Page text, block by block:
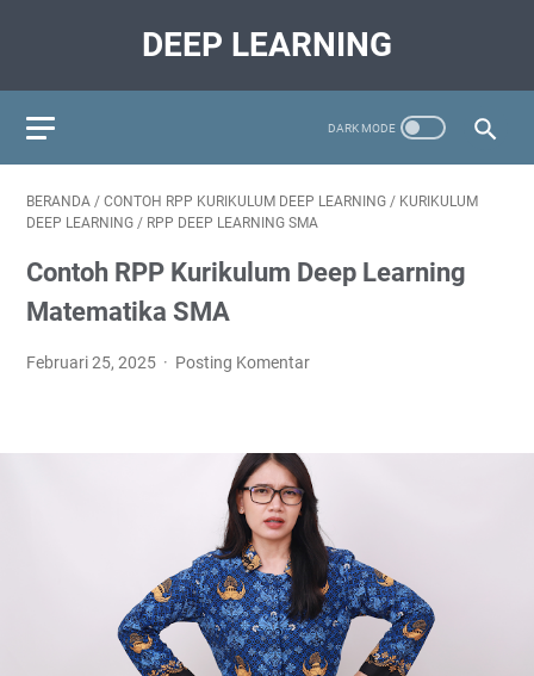
DEEP LEARNING
BERANDA / CONTOH RPP KURIKULUM DEEP LEARNING / KURIKULUM
DEEP LEARNING / RPP DEEP LEARNING SMA
Contoh RPP Kurikulum Deep Learning
Matematika SMA
Februari 25, 2025 Posting Komentar